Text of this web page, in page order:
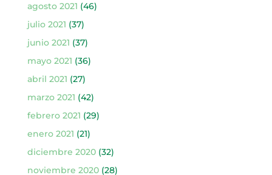
agosto 2021 (46)
julio 2021 (37)
junio 2021 (37)
mayo 2021 (36)
abril 2021 (27)
marzo 2021 (42)
febrero 2021 (29)
enero 2021 (21)
diciembre 2020(32)
noviembre 2020(28)